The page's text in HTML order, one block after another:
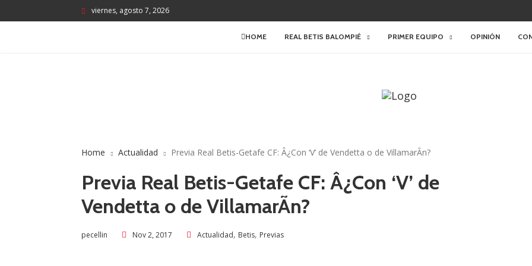
viernes, agosto 7, 2026
HOME REAL BETIS BALOMPIÉ PRIMER EQUIPO OPINIÓN
Home Actualidad Previa Real Betis-Getafe CF: Â¿Con ‘V’ de Vendetta o de VillamarÃ­n?
Previa Real Betis-Getafe CF: Â¿Con ‘V’ de
Vendetta o de VillamarÃ­n?
pecellin Nov 2, 2017 Actualidad, Betis, Previas